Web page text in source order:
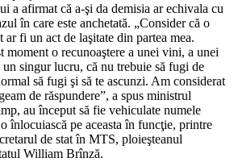
a afirmat că a-şi da demisia ar echivala cu
în care este anchetată. „Consider că o
ar fi un act de laşitate din partea mea.
moment o recunoaştere a unei vini, a unei
singur lucru, că nu trebuie să fugi de
să fugi şi să te ascunzi. Am considerat
de răspundere”, a spus ministrul
au început să fie vehiculate numele
înlocuiască pe aceasta în funcţie, printre
de stat în MTS, ploieşteanul
William Brînză.